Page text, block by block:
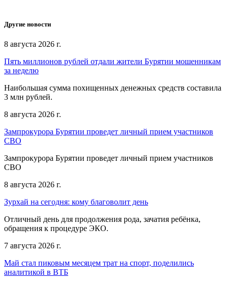
Другие новости
8 августа 2026 г.
Пять миллионов рублей отдали жители Бурятии мошенникам
за неделю
Наибольшая сумма похищенных денежных средств составила
3 млн рублей.
8 августа 2026 г.
Зампрокурора Бурятии проведет личный прием участников
СВО
Зампрокурора Бурятии проведет личный прием участников
СВО
8 августа 2026 г.
Зурхай на сегодня: кому благоволит день
Отличный день для продолжения рода, зачатия ребёнка,
обращения к процедуре ЭКО.
7 августа 2026 г.
Май стал пиковым месяцем трат на спорт, поделились
аналитикой в ВТБ